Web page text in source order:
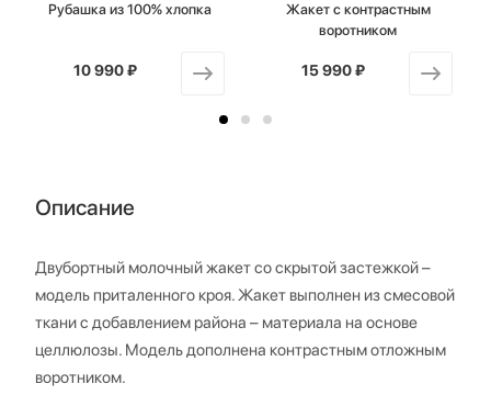
Рубашка из 100% хлопка
от
10 990 ₽
Жакет с контрастным
воротником
от
15 990 ₽
Описание
Двубортный молочный жакет со скрытой застежкой –
модель приталенного кроя. Жакет выполнен из смесовой
ткани с добавлением района – материала на основе
целлюлозы. Модель дополнена контрастным отложным
воротником.